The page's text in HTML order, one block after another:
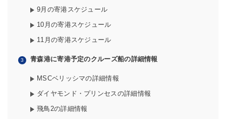
9月の寄港スケジュール
10月の寄港スケジュール
11月の寄港スケジュール
青森港に寄港予定のクルーズ船の詳細情報
MSCベリッシマの詳細情報
ダイヤモンド・プリンセスの詳細情報
飛鳥2の詳細情報